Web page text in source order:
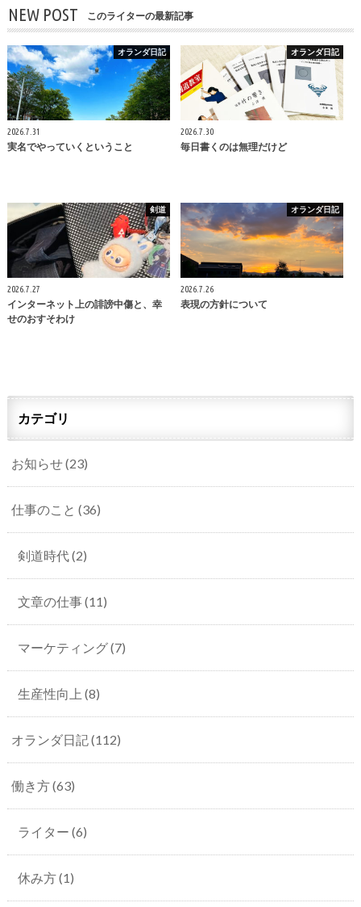
NEW POST このライターの最新記事
オランダ日記
2026.7.31
実名でやっていくということ
オランダ日記
2026.7.30
毎日書くのは無理だけど
剣道
2026.7.27
インターネット上の誹謗中傷と、幸
せのおすそわけ
オランダ日記
2026.7.26
表現の方針について
カテゴリ
お知らせ(23)
仕事のこと (36)
剣道時代(2)
文章の仕事(11)
マーケティング(7)
生産性向上 (8)
オランダ日記(112)
働き方(63)
ライター (6)
休み方(1)